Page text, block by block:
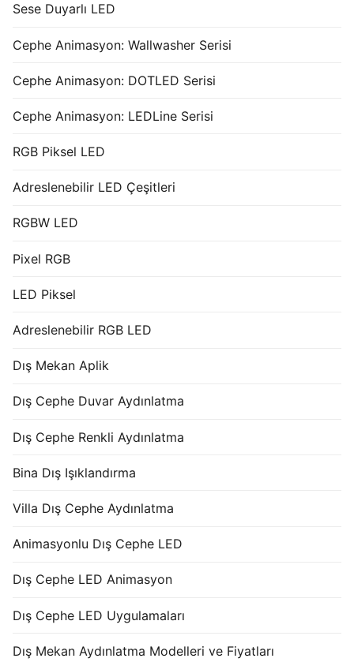
Sese Duyarlı LED
Cephe Animasyon: Wallwasher Serisi
Cephe Animasyon: DOTLED Serisi
Cephe Animasyon: LEDLine Serisi
RGB Piksel LED
Adreslenebilir LED Çeşitleri
RGBW LED
Pixel RGB
LED Piksel
Adreslenebilir RGB LED
Dış Mekan Aplik
Dış Cephe Duvar Aydınlatma
Dış Cephe Renkli Aydınlatma
Bina Dış Işıklandırma
Villa Dış Cephe Aydınlatma
Animasyonlu Dış Cephe LED
Dış Cephe LED Animasyon
Dış Cephe LED Uygulamaları
Dış Mekan Aydınlatma Modelleri ve Fiyatları